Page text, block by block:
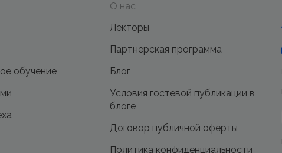
обучение
О нас
Лекторы
Партнерская программа
Блог
Условия гостевой публикации в
блоге
Договор публичной оферты
Политика конфиденциальности